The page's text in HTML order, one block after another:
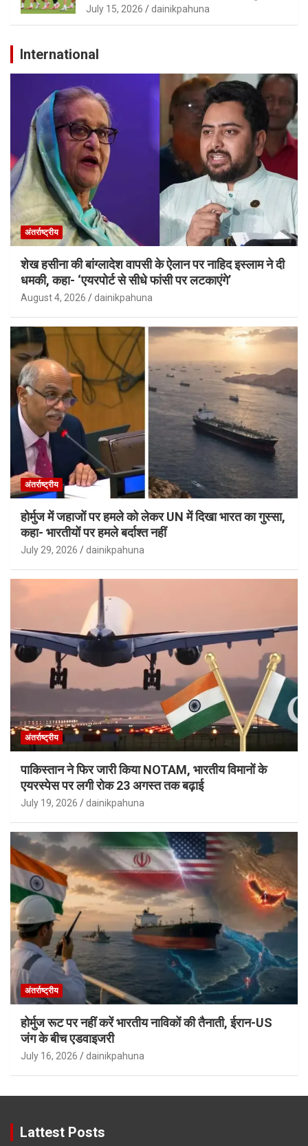
July 15, 2026 dainikpahuna
International
अंतर्राष्ट्रीय
शेख हसीना की बांग्लादेश वापसी के ऐलान पर नाहिद इस्लाम ने दी
धमकी, कहा- ‘एयरपोर्ट से सीधे फांसी पर लटकाएंगे’
August 4, 2026 dainikpahuna
अंतर्राष्ट्रीय
होर्मुज में जहाजों पर हमले को लेकर UN में दिखा भारत का गुस्सा,
कहा- भारतीयों पर हमले बर्दाश्त नहीं
July 29, 2026 dainikpahuna
अंतर्राष्ट्रीय
पाकिस्तान ने फिर जारी किया NOTAM, भारतीय विमानों के
एयरस्पेस पर लगी रोक 23 अगस्त तक बढ़ाई
July 19, 2026 dainikpahuna
अंतर्राष्ट्रीय
होर्मुज रूट पर नहीं करें भारतीय नाविकों की तैनाती, ईरान-US
जंग के बीच एडवाइजरी
July 16, 2026 dainikpahuna
Lattest Posts